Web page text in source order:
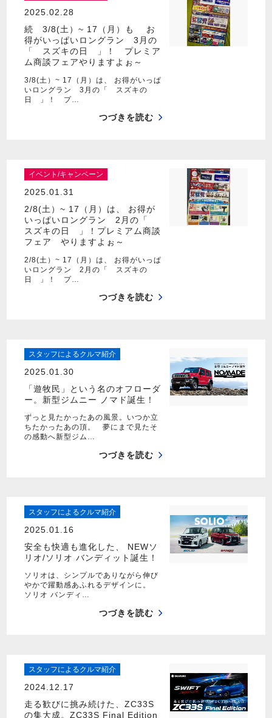
2025.02.28
続 3/8(土）~ 17（月）も お
得がいっぱいロングラン 3月の
「 スズキの日 」！ プレミア
ム商談フェアやりますよぉ～
3/8(土）~ 17（月）は、 お得がいっぱ
いロングラン 3月の「 スズキの
日 」！ プ…
つづきを読む
イベント/キャンペーン
2025.01.31
2/8(土）~ 17（月）は、 お得が
いっぱいロングラン 2月の「
スズキの日 」！プレミアム商談
フェア やりますよぉ～
2/8(土）~ 17（月）は、 お得がいっぱ
いロングラン 2月の「 スズキの
日 」！ プ…
つづきを読む
スタッフによるクルマ紹介
2025.01.30
「遊牧民」という名のオフローダ
ー。新型ジムニー ノマド誕生！
ずっと見たかったあの風景。いつか立
ちたかったあの頂。 夢にまで見たそ
の感動へ新型ジム…
つづきを読む
スタッフによるクルマ紹介
2025.01.16
安全も快適も進化した、 NEWソ
リオ/ソリオ バンディット誕生！
ソリオは、シンプルでありながら伸び
やかで躍動感あふれるデザインに。
ソリオ バンディ…
つづきを読む
スタッフによるクルマ紹介
2024.12.17
走る歓びに挑み続けた、ZC33S
の集大成。ZC33S Final Edition